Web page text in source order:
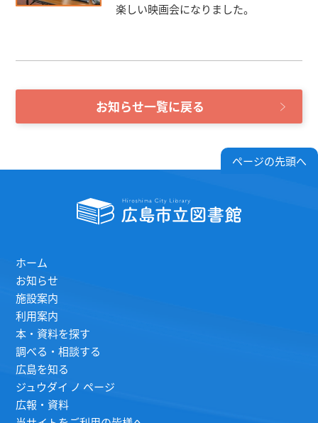
楽しい映画会になりました。
お知らせ一覧に戻る
ページの先頭へ
ホーム
お知らせ
施設案内
利用案内
本・資料を探す
調べる・相談する
広島を知る
ジュウダイ ノ ページ
広報・資料